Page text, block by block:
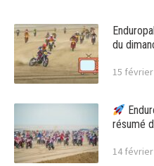
du
15
résumé
14